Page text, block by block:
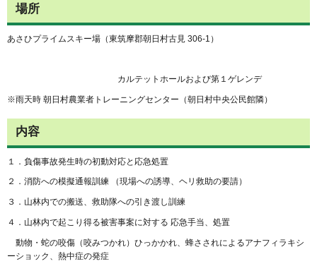
場所
あさひプライムスキー場（東筑摩郡朝日村古見 306-1）
カルテットホールおよび第１ゲレンデ
※雨天時 朝日村農業者トレーニングセンター（朝日村中央公民館隣）
内容
１．負傷事故発生時の初動対応と応急処置
２．消防への模擬通報訓練 （現場への誘導、ヘリ救助の要請）
３．山林内での搬送、救助隊への引き渡し訓練
４．山林内で起こり得る被害事案に対する 応急手当、処置
動物・蛇の咬傷（咬みつかれ）ひっかかれ、蜂さされによるアナフィラキシ
ーショック、熱中症の発症